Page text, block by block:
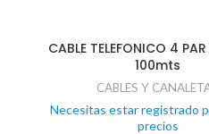
CABLE TELEFONICO 4
100mts
CABLES Y
Necesitas estar registrado
precios